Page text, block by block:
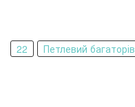
22 Петлевий